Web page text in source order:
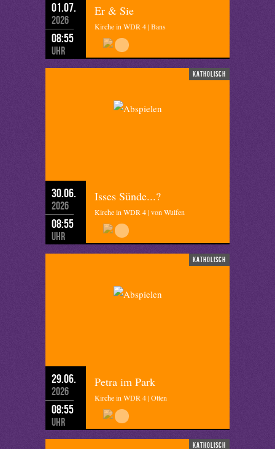
01.07.
2026
08:55
Uhr
Er & Sie
Kirche in WDR 4 | Bans
katholisch
30.06.
2026
08:55
Uhr
Isses Sünde...?
Kirche in WDR 4 | von Wulfen
katholisch
29.06.
2026
08:55
Uhr
Petra im Park
Kirche in WDR 4 | Otten
katholisch